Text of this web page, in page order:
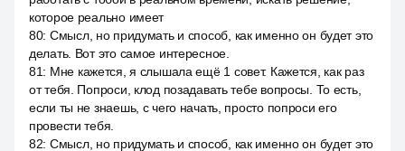
которое реально имеет
80: Смысл, но придумать и способ, как именно он будет это
делать. Вот это самое интересное.
81: Мне кажется, я слышала ещё 1 совет. Кажется, как раз
от тебя. Попроси, клод позадавать тебе вопросы. То есть,
если ты не знаешь, с чего начать, просто попроси его
провести тебя.
82: Смысл, но придумать и способ, как именно он будет это